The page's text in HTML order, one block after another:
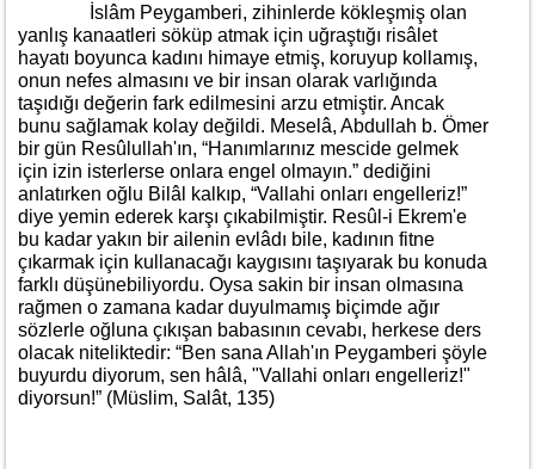
İslâm Peygamberi, zihinlerde kökleşmiş olan
yanlış kanaatleri söküp atmak için uğraştığı risâlet
hayatı boyunca kadını himaye etmiş, koruyup kollamış,
onun nefes almasını ve bir insan olarak varlığında
taşıdığı değerin fark edilmesini arzu etmiştir. Ancak
bunu sağlamak kolay değildi. Meselâ, Abdullah b. Ömer
bir gün Resûlullah'ın, “Hanımlarınız mescide gelmek
için izin isterlerse onlara engel olmayın.” dediğini
anlatırken oğlu Bilâl kalkıp, “Vallahi onları engelleriz!”
diye yemin ederek karşı çıkabilmiştir. Resûl-i Ekrem'e
bu kadar yakın bir ailenin evlâdı bile, kadının fitne
çıkarmak için kullanacağı kaygısını taşıyarak bu konuda
farklı düşünebiliyordu. Oysa sakin bir insan olmasına
rağmen o zamana kadar duyulmamış biçimde ağır
sözlerle oğluna çıkışan babasının cevabı, herkese ders
olacak niteliktedir: “Ben sana Allah'ın Peygamberi şöyle
buyurdu diyorum, sen hâlâ, "Vallahi onları engelleriz!"
diyorsun!” (Müslim, Salât, 135)